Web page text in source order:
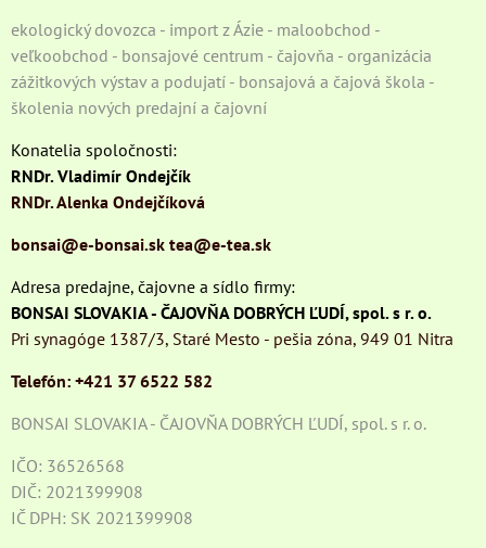
ekologický dovozca - import z Ázie - maloobchod -
veľkoobchod - bonsajové centrum - čajovňa - organizácia
zážitkových výstav a podujatí - bonsajová a čajová škola -
školenia nových predajní a čajovní
Konatelia spoločnosti:
RNDr. Vladimír Ondejčík
RNDr. Alenka Ondejčíková
bonsai@e-bonsai.sk tea@e-tea.sk
Adresa predajne, čajovne a sídlo firmy:
BONSAI SLOVAKIA - ČAJOVŇA DOBRÝCH ĽUDÍ, spol. s r. o.
Pri synagóge 1387/3, Staré Mesto - pešia zóna, 949 01 Nitra
Telefón: +421 37 6522 582
BONSAI SLOVAKIA - ČAJOVŇA DOBRÝCH ĽUDÍ, spol. s r. o.
IČO: 36526568
DIČ: 2021399908
IČ DPH: SK 2021399908